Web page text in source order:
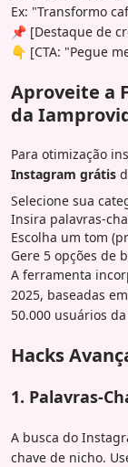
Ex: "Transformo
📌 [Destaque de
👇 [CTA: "Pegue
Aproveite a
da
Para otimização
Instagram grátis
Selecione sua
Insira palavras-
Escolha um tom
Gere 5 opções de
A ferramenta
2025, baseadas
50.000 usuários
Hacks
1. Palavras-
A busca do
chave de nicho.